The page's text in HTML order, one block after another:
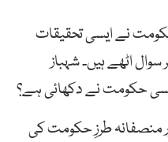
نے ایسی تحقیقات
اٹھے ہیں۔ شہباز
حکومت نے دکھائی ہے؟
منصفانہ طرزِ حکومت کی